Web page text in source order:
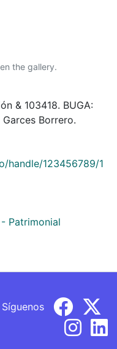
the gallery.
& 103418. BUGA:
Borrero.
handle/123456789/1
Patrimonial
Síguenos